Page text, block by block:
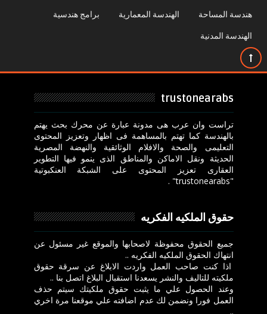
هندسة المساحة الهندسة المعمارية برامج هندسية
الهندسة المدنية
trustonearabs
تراست وان عرب هى مدونة عبارة عن محرك بحث يهتم
بالهندسة كما تهتم بالمساهمة فى اظهار وتعزيز المحتوى
التعليمى والصحة والافلام الوثائقية والنهضة المصرية
الحديثة ونقل الاماكن والمناطق الذى ينمو فيها التطوير
العقارى تعزيز المحتوى على الشبكة العنكبوتية
"trustonearabs" .
حقوق الملكيه الفكريه
جميع الحقوق محفوظة لاصحابها والموقع غير مسئول عن
انتهاك الحقوق الملكيه الفكريه ..
اذا كنت صاحب العمل واردت الابلاغ عن سرقة حقوق
ملكيته للتاليف والنشر يسعدنا استقبال البلاغ اتصل بنا ..
وعند الحصول علي ما يثبت حقوق ملكيتك سيتم حذف
العمل فورا ونضمن لك عدم اضافته علي موقعنا مرة اخري
..